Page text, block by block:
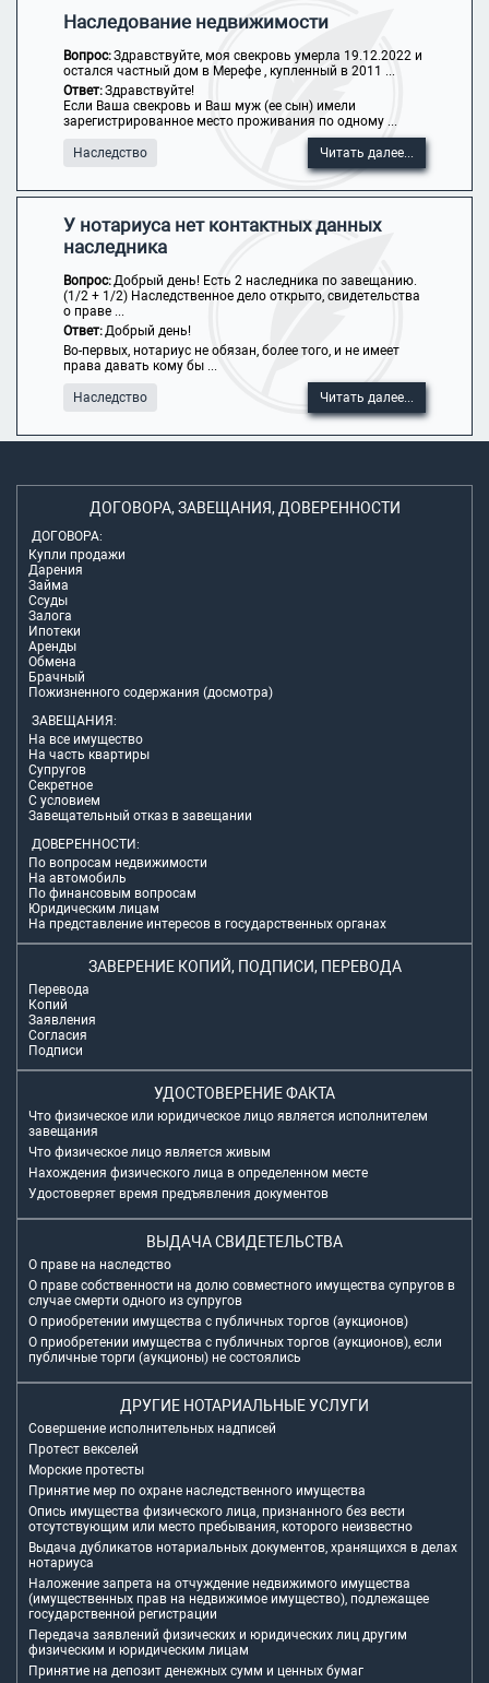
Наследование недвижимости
Вопрос:Здравствуйте, моя свекровь умерла 19.12.2022 и
остался частный дом в Мерефе , купленный в 2011 ...
Ответ:Здравствуйте!
Если Ваша свекровь и Ваш муж (ее сын) имели
зарегистрированное место проживания по одному ...
Наследство Читать далее...
У нотариуса нет контактных данных
наследника
Вопрос:Добрый день! Есть 2 наследника по завещанию.
(1/2 + 1/2) Наследственное дело открыто, свидетельства
о праве ...
Ответ:Добрый день!
Во-первых, нотариус не обязан, более того, и не имеет
права давать кому бы ...
Наследство Читать далее...
ДОГОВОРА, ЗАВЕЩАНИЯ, ДОВЕРЕННОСТИ
ДОГОВОРА:
Купли продажи
Дарения
Займа
Ссуды
Залога
Ипотеки
Аренды
Обмена
Брачный
Пожизненного содержания (досмотра)
ЗАВЕЩАНИЯ:
На все имущество
На часть квартиры
Супругов
Секретное
С условием
Завещательный отказ в завещании
ДОВЕРЕННОСТИ:
По вопросам недвижимости
На автомобиль
По финансовым вопросам
Юридическим лицам
На представление интересов в государственных органах
ЗАВЕРЕНИЕ КОПИЙ, ПОДПИСИ, ПЕРЕВОДА
Перевода
Копий
Заявления
Согласия
Подписи
УДОСТОВЕРЕНИЕ ФАКТА
Что физическое или юридическое лицо является исполнителем
завещания
Что физическое лицо является живым
Нахождения физического лица в определенном месте
Удостоверяет время предъявления документов
ВЫДАЧА СВИДЕТЕЛЬСТВА
О праве на наследство
О праве собственности на долю совместного имущества супругов в
случае смерти одного из супругов
О приобретении имущества с публичных торгов (аукционов)
О приобретении имущества с публичных торгов (аукционов), если
публичные торги (аукционы) не состоялись
ДРУГИЕ НОТАРИАЛЬНЫЕ УСЛУГИ
Совершение исполнительных надписей
Протест векселей
Морские протесты
Принятие мер по охране наследственного имущества
Опись имущества физического лица, признанного без вести
отсутствующим или место пребывания, которого неизвестно
Выдача дубликатов нотариальных документов, хранящихся в делах
нотариуса
Наложение запрета на отчуждение недвижимого имущества
(имущественных прав на недвижимое имущество), подлежащее
государственной регистрации
Передача заявлений физических и юридических лиц другим
физическим и юридическим лицам
Принятие на депозит денежных сумм и ценных бумаг